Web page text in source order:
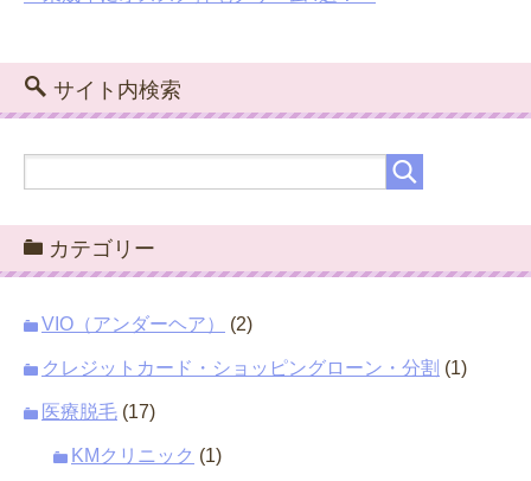
サイト内検索
カテゴリー
VIO（アンダーヘア） (2)
クレジットカード・ショッピングローン・分割 (1)
医療脱毛 (17)
KMクリニック (1)